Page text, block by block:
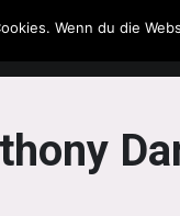
Wenn du die